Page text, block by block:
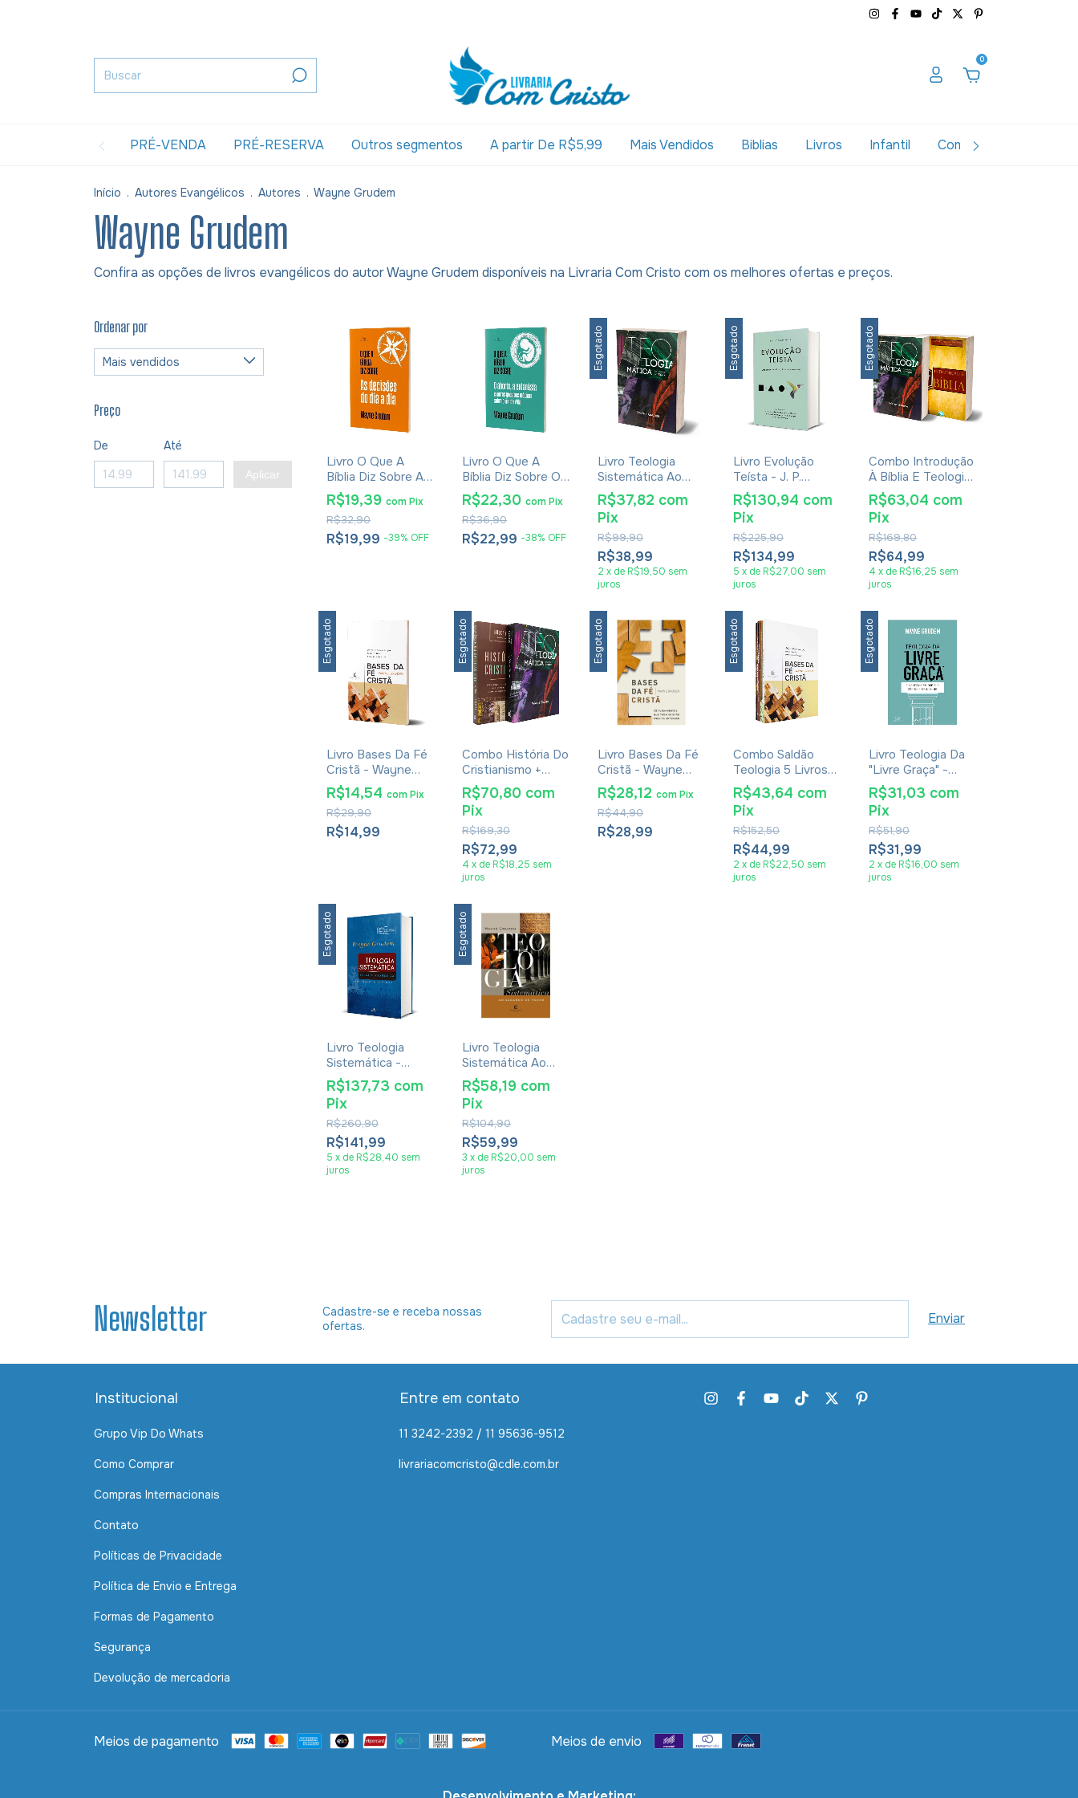
0
PRÉ-VENDA PRÉ-RESERVA Outros segmentos A partir De R$5,99 Mais Vendidos Biblias Livros Infantil Combos
Início . Autores Evangélicos . Autores . Wayne Grudem
Wayne Grudem
Confira as opções de livros evangélicos do autor Wayne Grudem disponíveis na Livraria Com Cristo com os melhores ofertas e preços.
Ordenar por
Preço
De Até
Aplicar
Livro O Que A
Bíblia Diz Sobre As
Decisões Do Dia A
Dia - Wayne
Grudem
R$19,99 -39% OFF
R$32,90
R$19,39 comPix
Livro O Que A
Bíblia Diz Sobre O
Aborto, A
Eutanásia E Outras
Questões Médicas
Sobre O Fim Da
R$22,99 -38% OFF
R$36,90
R$22,30 comPix
Esgotado
Livro Teologia
Sistemática Ao
Alcance De Todos
- Wayne Grudem
R$38,99
R$99,90
R$37,82 com
Pix
2 x de R$19,50 sem
juros
Esgotado
Livro Evolução
Teísta - J. P.
Moreland E
Stephen C. Meyer
R$134,99
R$225,90
R$130,94 com
Pix
5 x de R$27,00 sem
juros
Esgotado
Combo Introdução
À Bíblia E Teologia
Sistemática
R$64,99
R$169,80
R$63,04 com
Pix
4 x de R$16,25 sem
juros
Esgotado
Livro Bases Da Fé
Cristã - Wayne
Grudem
R$14,99
R$29,90
R$14,54 comPix
Esgotado
Combo História Do
Cristianismo +
Teologia
Sistemática
Grudem
R$72,99
R$169,30
R$70,80 com
Pix
4 x de R$18,25 sem
juros
Esgotado
Livro Bases Da Fé
Cristã - Wayne
Grudem
R$28,99
R$44,90
R$28,12 comPix
Esgotado
Combo Saldão
Teologia 5 Livros
Volume 3
R$44,99
R$152,50
R$43,64 com
Pix
2 x de R$22,50 sem
juros
Esgotado
Livro Teologia Da
"Livre Graça" -
Wayne Grudem
R$31,99
R$51,90
R$31,03 com
Pix
2 x de R$16,00 sem
juros
Esgotado
Livro Teologia
Sistemática -
Wayne Grudem
R$141,99
R$260,90
R$137,73 com
Pix
5 x de R$28,40 sem
juros
Esgotado
Livro Teologia
Sistemática Ao
Alcance De Todos
- Wayne Grudem
R$59,99
R$104,90
R$58,19 com
Pix
3 x de R$20,00 sem
juros
Newsletter
Cadastre-se e receba nossas
ofertas.
Institucional
Grupo Vip Do Whats
Como Comprar
Compras Internacionais
Contato
Políticas de Privacidade
Política de Envio e Entrega
Formas de Pagamento
Segurança
Devolução de mercadoria
Entre em contato
11 3242-2392 / 11 95636-9512
livrariacomcristo@cdle.com.br
Meios de pagamento Meios de envio